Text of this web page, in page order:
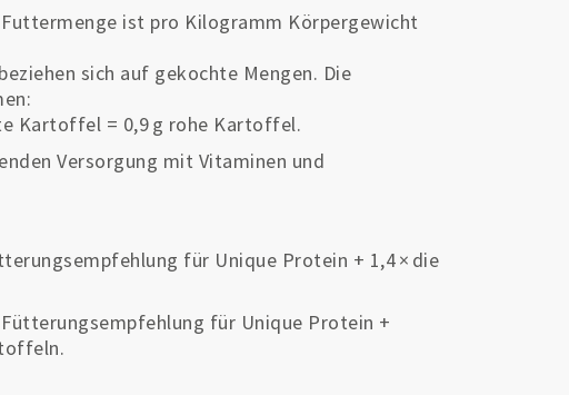
ist pro Kilogramm Körpergewicht
sich auf gekochte Mengen. Die
Kartoffel = 0,9 g rohe Kartoffel.
Versorgung mit Vitaminen und
für Unique Protein + 1,4 × die
Fütterungsempfehlung für Unique Protein +